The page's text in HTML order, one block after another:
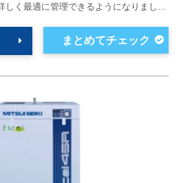
しく最適に管理できるようになりまし…